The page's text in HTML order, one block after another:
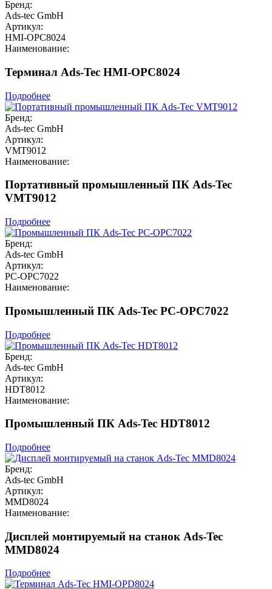
Бренд:
Ads-tec GmbH
Артикул:
HMI-OPC8024
Наименование:
Терминал Ads-Tec HMI-OPC8024
Подробнее
Бренд:
Ads-tec GmbH
Артикул:
VMT9012
Наименование:
Портативный промышленный ПК Ads-Tec
VMT9012
Подробнее
Бренд:
Ads-tec GmbH
Артикул:
PC-OPC7022
Наименование:
Промышленный ПК Ads-Tec PC-OPC7022
Подробнее
Бренд:
Ads-tec GmbH
Артикул:
HDT8012
Наименование:
Промышленный ПК Ads-Tec HDT8012
Подробнее
Бренд:
Ads-tec GmbH
Артикул:
MMD8024
Наименование:
Дисплей монтируемый на станок Ads-Tec
MMD8024
Подробнее